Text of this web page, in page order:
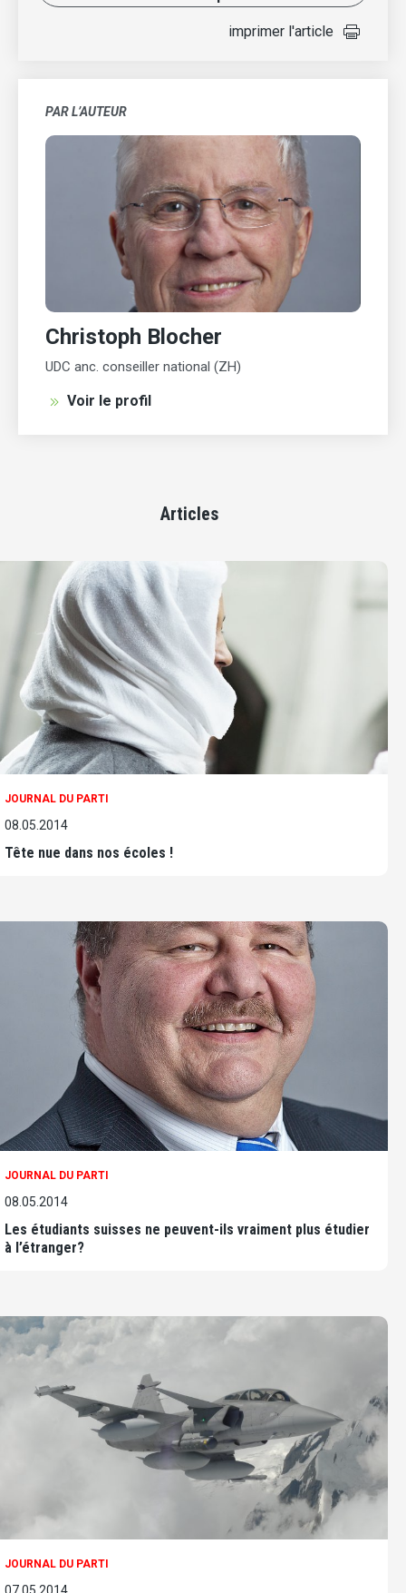
imprimer l'article
PAR L’AUTEUR
Christoph Blocher
UDC anc. conseiller national (ZH)
Voir le profil
Articles
JOURNAL DU PARTI
08.05.2014
Tête nue dans nos écoles !
JOURNAL DU PARTI
08.05.2014
Les étudiants suisses ne peuvent-ils vraiment plus étudier
à l’étranger?
JOURNAL DU PARTI